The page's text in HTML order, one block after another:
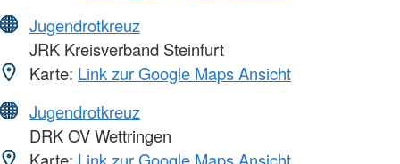
Jugendrotkreuz
JRK Kreisverband Steinfurt
Karte: Link zur Google Maps Ansicht
Jugendrotkreuz
DRK OV Wettringen